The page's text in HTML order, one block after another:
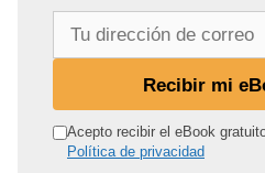
r
Recibir mi
Acepto recibir el eBook
Política de privacidad